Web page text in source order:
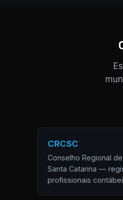
CRCSC
Conselho Regional
Santa Catarina —
profissionais